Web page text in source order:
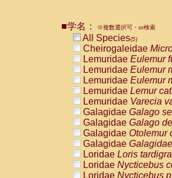
CebidaeCebus
CebidaeCebus
CebidaeSaimiri
CebidaeSaimiri
AtelidaeAlouatta
AtelidaeAlouatta
AtelidaeAlouatta
AtelidaeAlouatta
AtelidaeAteles
AtelidaeAteles
AtelidaeAteles
AtelidaeAtelesspp.(0)
Atelidae Lagothrix
AtelidaeLagothrix
PitheciidaeCacajao
■学名： ※複数選択可・or検索
All Species(5)
Cheirogaleidae
Lemuridae Eulemur
Lemuridae Eulemur
Lemuridae Eulemur
Lemuridae Lemur
Lemuridae Varecia
Galagidae Galago
Galagidae Galago
Galagidae Otolemur
Galagidae Galagidae
Loridae Loris
Loridae Nycticebus
Loridae Nycticebus